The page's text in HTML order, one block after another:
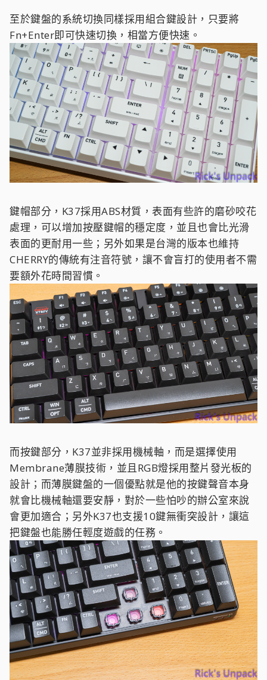
至於鍵盤的系統切換同樣採用組合鍵設計，只要將
Fn+Enter即可快速切換，相當方便快速。
鍵帽部分，K37採用ABS材質，表面有些許的磨砂咬花
處理，可以增加按壓鍵帽的穩定度，並且也會比光滑
表面的更耐用一些；另外如果是台灣的版本也維持
CHERRY的傳統有注音符號，讓不會盲打的使用者不需
要額外花時間習慣。
而按鍵部分，K37並非採用機械軸，而是選擇使用
Membrane薄膜技術，並且RGB燈採用整片發光板的
設計；而薄膜鍵盤的一個優點就是他的按鍵聲音本身
就會比機械軸還要安靜，對於一些怕吵的辦公室來說
會更加適合；另外K37也支援10鍵無衝突設計，讓這
把鍵盤也能勝任輕度遊戲的任務。